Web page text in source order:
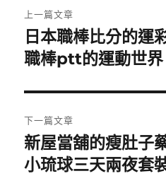
章
導
覽
上一篇文章
上
一
文
章:
日本職棒比分的運
職棒ptt的運動世界
下一篇文章
下
一
新屋當舖的瘦肚子
小琉球三天兩夜套